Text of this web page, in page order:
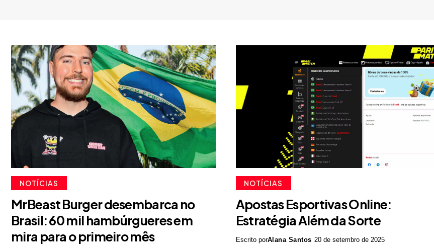
NOTÍCIAS
MrBeast Burger desembarca no
Brasil: 60 mil hambúrgueres em
mira para o primeiro mês
NOTÍCIAS
Apostas Esportivas Online:
Estratégia Além da Sorte
Escrito porAlana Santos 20 de setembro de 2025